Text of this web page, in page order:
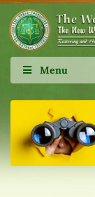
Menu